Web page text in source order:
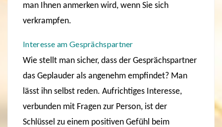
man Ihnen anmerken wird, wenn Sie sich
verkrampfen.
Interesse am Gesprächspartner
Wie stellt man sicher, dass der Gesprächspartner
das Geplauder als angenehm empfindet? Man
lässt ihn selbst reden. Aufrichtiges Interesse,
verbunden mit Fragen zur Person, ist der
Schlüssel zu einem positiven Gefühl beim